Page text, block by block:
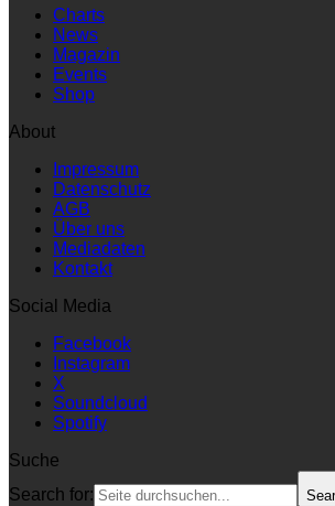
Charts
News
Magazin
Events
Shop
About
Impressum
Datenschutz
AGB
Über uns
Mediadaten
Kontakt
Social Media
Facebook
Instagram
X
Soundcloud
Spotify
Suche
Search for: